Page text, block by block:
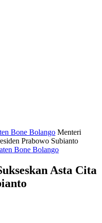
Bone Bolango Menteri
Prabowo Subianto
Bone Bolango
Asta Cita